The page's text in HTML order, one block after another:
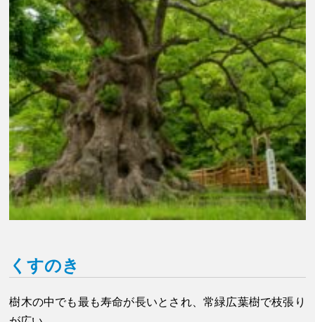
くすのき
樹木の中でも最も寿命が長いとされ、常緑広葉樹で枝張り